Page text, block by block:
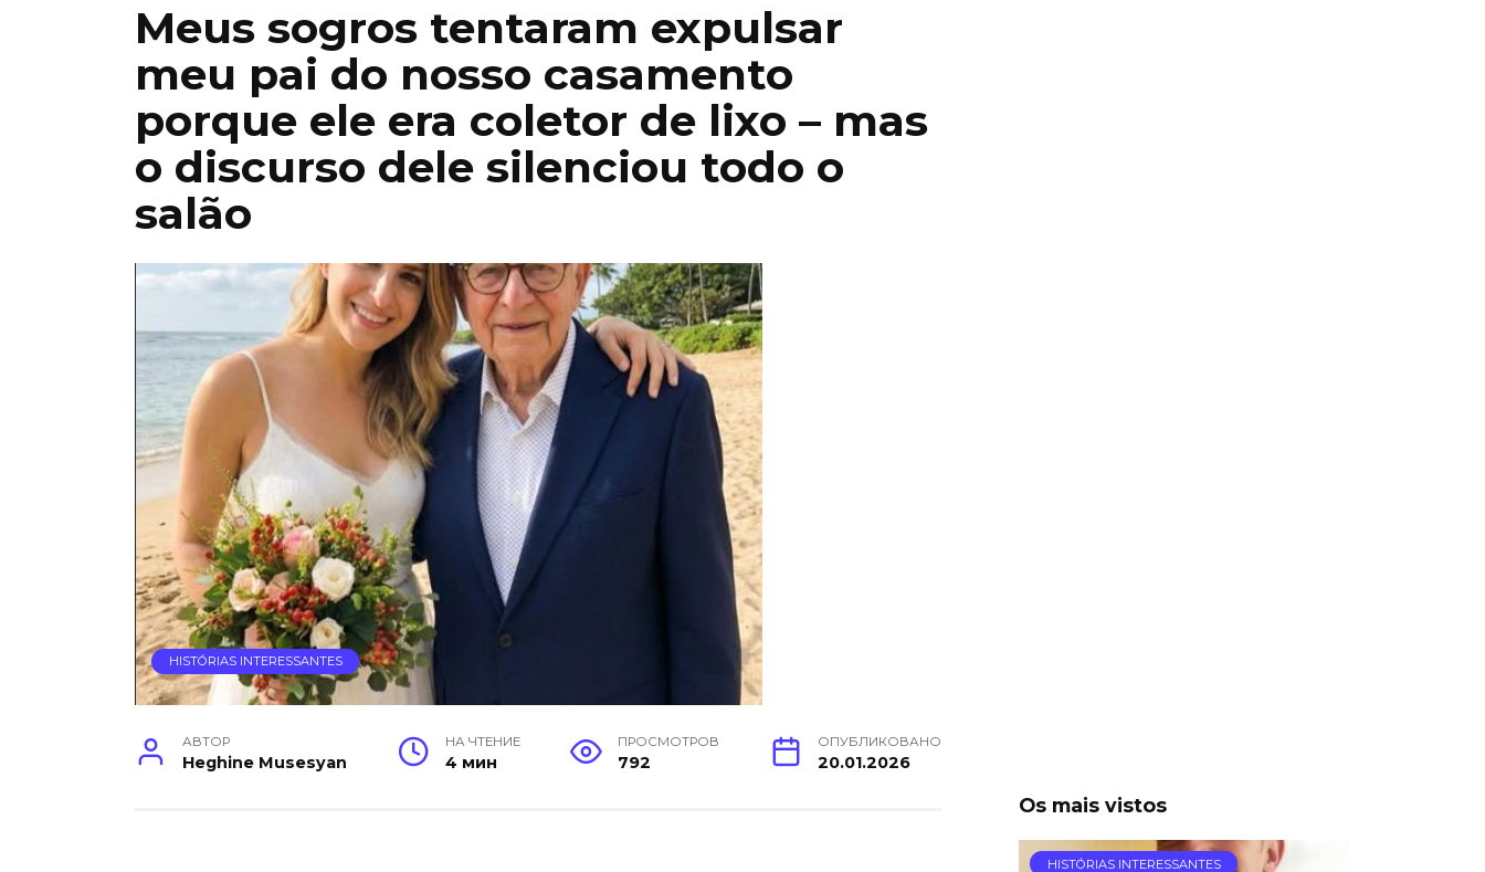
Meus sogros tentaram expulsar
meu pai do nosso casamento
porque ele era coletor de lixo – mas
o discurso dele silenciou todo o
salão
HISTÓRIAS INTERESSANTES
АВТОР
Heghine Musesyan
НА ЧТЕНИЕ
4 мин
ПРОСМОТРОВ
792
ОПУБЛИКОВАНО
20.01.2026
Os mais vistos
HISTÓRIAS INTERESSANTES